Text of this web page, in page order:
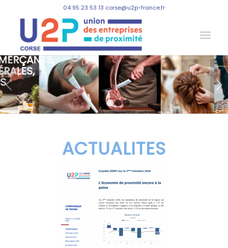
04 95 23 53 13 corse@u2p-france.fr
Suivant
1 2 3 4
ACTUALITES